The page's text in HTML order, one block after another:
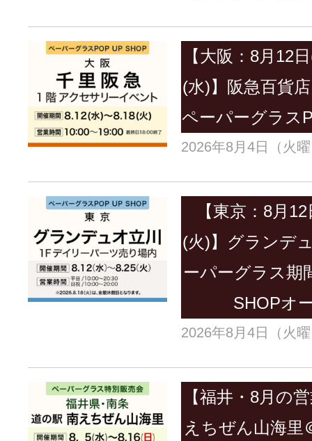
【大阪：8月12
(水)】阪急百貨
ペーパーグラス
2026年8月4日（火
【東京：8月
(火)】グランデ
ーパーグラス期
SHOPオ
2026年8月4日（火
【福井・8月の
えちぜん山海里